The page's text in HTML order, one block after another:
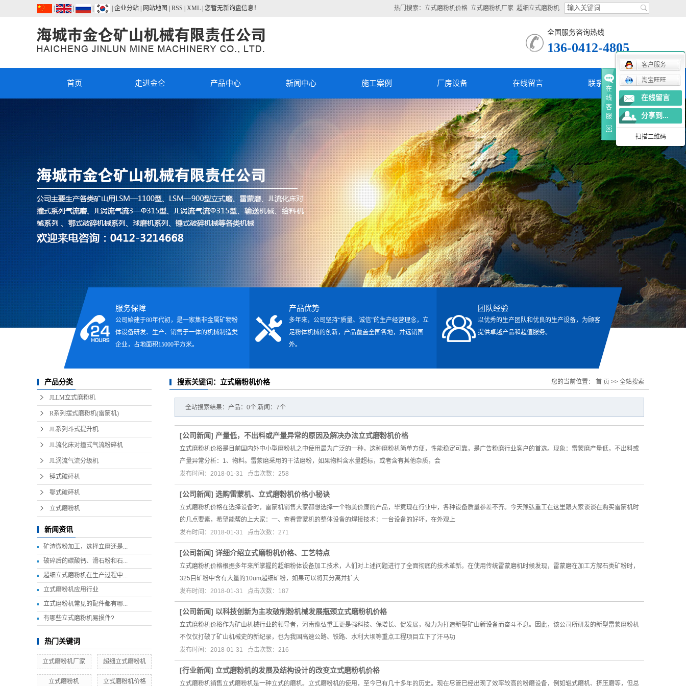
企业分站 网站地图 RSS XML 您暂无新询盘信息！ 热门搜索： 立式磨粉机价格 立式磨粉机厂家 超细立式磨粉机
全国服务咨询热线
136-0412-4805
首页
走进金仑
联系我们
荣誉资质
产品中心
机
R系列摆式磨
粉机(雷蒙机)
JL系列斗式提
升机
JL流化床对撞
式气流粉碎机
JL涡流气流分
级机
锤式破碎机
鄂式破碎机
立式磨粉机
新闻中心
行业新闻
技术知识
施工案例
厂房设备
厂房设备 在线留言 联系我们
服务保障
公司始建于80年代初，是一家集非金属矿物粉
体设备研发、生产、销售于一体的机械制造类
企业，占地面积15000平方米。
产品优势
多年来，公司坚持“质量、诚信”的生产经营理念，立
足粉体机械的创新，产品覆盖全国各地，并远销国
外。
团队经验
以优秀的生产团队和优良的生产设备，为顾客
提供卓越产品和超值服务。
产品分类
JLLM立式磨粉机
R系列摆式磨粉机(雷蒙机)
JL系列斗式提升机
JL流化床对撞式气流粉碎机
JL涡流气流分级机
锤式破碎机
鄂式破碎机
立式磨粉机
新闻资讯
矿渣微粉加工，选择立磨还是...
破碎后的碳酸钙、滑石粉和石...
超细立式磨粉机在生产过程中...
立式磨粉机应用行业
立式磨粉机常见的配件都有哪...
有哪些立式磨粉机易损件?
热门关键词
立式磨粉机厂家 超细立式磨粉机
立式磨粉机 立式磨粉机价格
搜索关键词：立式磨粉机价格 您的当前位置： 首 页 >> 全站搜索
全站搜索结果：产品：0个,新闻：7个
[公司新闻] 产量低，不出料或产量异常的原因及解决办法立式磨粉机价格
立式磨粉机价格是目前国内外中小型磨粉机之中使用最为广泛的一种，这种磨粉机简单方便，性能稳定可靠，是广告粉磨行业客户的首选。现象：雷蒙磨产量低，不出料或
产量异常分析：1、物料。雷蒙磨采用的干法磨粉，如果物料含水量超标，或者含有其他杂质，会
发布时间：2018-01-31 点击次数：258
[公司新闻] 选购雷蒙机、立式磨粉机价格小秘诀
立式磨粉机价格在选择设备时，雷蒙机销售大家都想选择一个物美价廉的产品，毕竟现在行业中，各种设备质量参差不齐。今天豫弘重工在这里跟大家谈谈在购买雷蒙机时
的几点要素，希望能帮的上大家：一、查看雷蒙机的整体设备的焊接技术：一台设备的好坏，在外观上
发布时间：2018-01-31 点击次数：271
[公司新闻] 详细介绍立式磨粉机价格、工艺特点
立式磨粉机价格根据多年来所掌握的超细粉体设备加工技术，人们对上述问题进行了全面彻底的技术革新。在使用传统雷蒙磨机时候发现，雷蒙磨在加工方解石类矿粉时，
325目矿粉中含有大量的10um超细矿粉，如果可以将其分离并扩大
发布时间：2018-01-31 点击次数：187
[公司新闻] 以科技创新为主攻破制粉机械发展瓶颈立式磨粉机价格
立式磨粉机价格作为矿山机械行业的领导者，河南豫弘重工更是强科技、保增长、促发展，极力为打造新型矿山新设备而奋斗不息。因此，该公司所研发的新型雷蒙磨粉机
不仅仅打破了矿山机械史的新纪录，也为我国高速公路、铁路、水利大坝等重点工程项目立下了汗马功
发布时间：2018-01-31 点击次数：216
[行业新闻] 立式磨粉机的发展及结构设计的改变立式磨粉机价格
立式磨粉机销售立式磨粉机是一种立式的磨机。立式磨粉机的使用，至今已有几十多年的历史。现在尽管已经出现了效率较高的粉磨设备，例如辊式磨机、挤压磨等，但总
在
线
客
服
客户服务
淘宝旺旺
在线留言
分享到...
扫描二维码